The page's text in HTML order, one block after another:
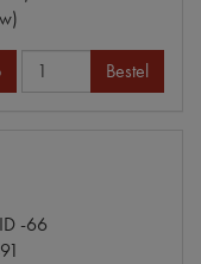
Bestel
-66